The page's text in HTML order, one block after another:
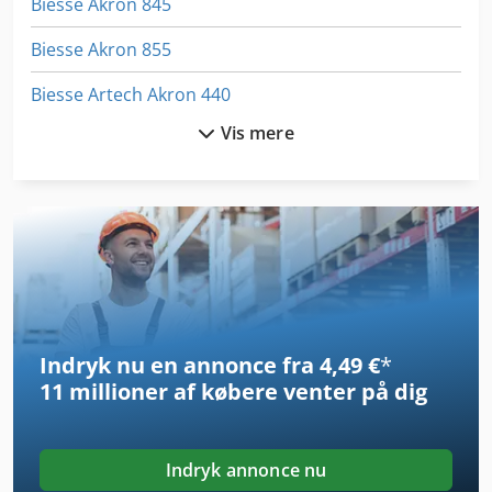
Biesse Akron 855
Biesse Artech Akron 440
Biesse Rover 13
Biesse Rover 15
Biesse Rover 16
Biesse Rover 18
Biesse Rover 22
Vis mere
Indryk nu en annonce fra 4,49 €*
11 millioner af købere venter på dig
Indryk annonce nu